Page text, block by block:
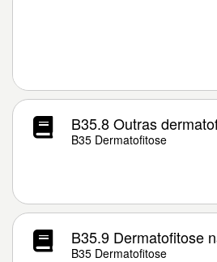
B35.8 Outras
B35 Dermatofitose
B35.9 Dermatofitose
B35 Dermatofitose